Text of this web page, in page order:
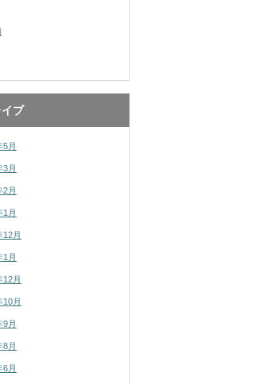
ブ
5月
3月
2月
1月
12月
1月
12月
10月
9月
8月
6月